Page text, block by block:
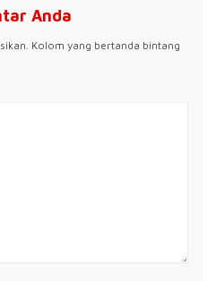
Anda
Kolom yang bertanda bintang